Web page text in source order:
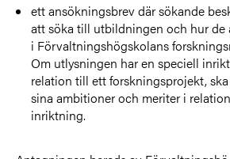
ett ansökningsbrev där sökande
att söka till utbildningen och hur de
i Förvaltningshögskolans
Om utlysningen har en speciell
relation till ett forskningsprojekt,
sina ambitioner och meriter i
inriktning.